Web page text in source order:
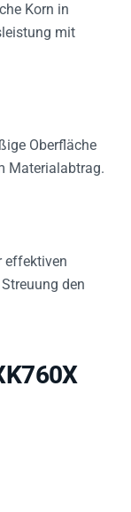
Korn in
mit
Oberfläche
Materialabtrag.
effektiven
den